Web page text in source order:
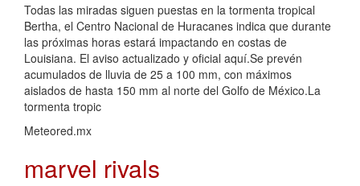
Todas las miradas siguen puestas en la tormenta tropical
Bertha, el Centro Nacional de Huracanes indica que durante
las próximas horas estará impactando en costas de
Louisiana. El aviso actualizado y oficial aquí.Se prevén
acumulados de lluvia de 25 a 100 mm, con máximos
aislados de hasta 150 mm al norte del Golfo de México.La
tormenta tropic
Meteored.mx
marvel rivals